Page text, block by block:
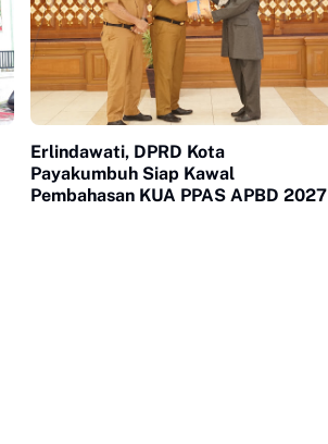
Erlindawati, DPRD Kota
Payakumbuh Siap Kawal
Pembahasan KUA PPAS APBD 2027